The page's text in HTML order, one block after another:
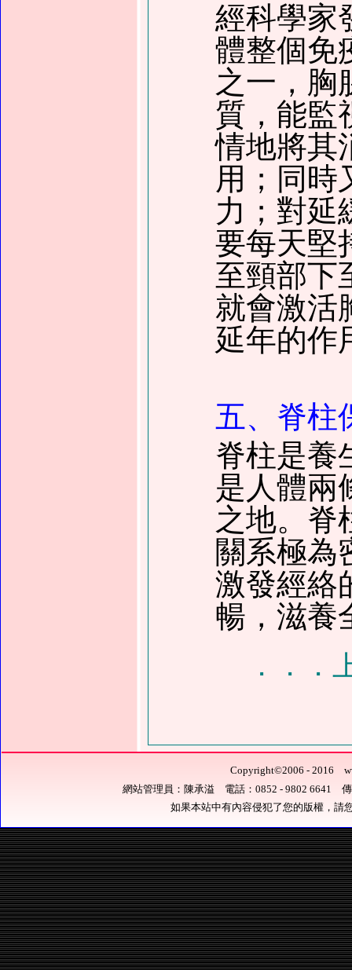
經科學家
體整個免
之一，胸
質，能監
情地將其
用；同時
力；對延
要每天堅
至頸部下
就會激活
延年的作
五、脊柱
脊柱是養
是人體兩
之地。脊
關系極為
激發經絡
暢，滋養
．．．
Copyright©2006 - 2016
網站管理員：陳承溢 電話：0852 - 9802 6641
如果本站中有內容侵犯了您的版權，請